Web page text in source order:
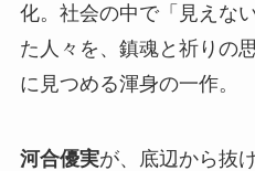
化。社会の中で「見えな
た人々を、鎮魂と祈りの
に見つめる渾身の一作。
河合優実が、底辺から抜